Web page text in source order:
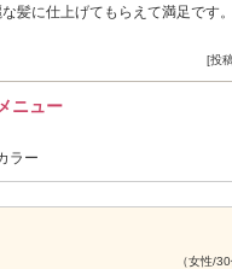
髪に仕上げてもらえて満足です
[投
ニュー
ラー
（女性/